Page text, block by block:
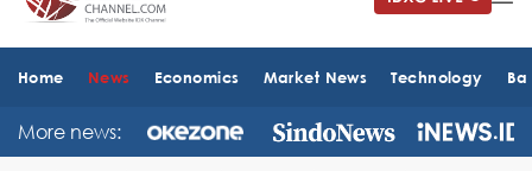
Home News Economics Market News Technology
More news: